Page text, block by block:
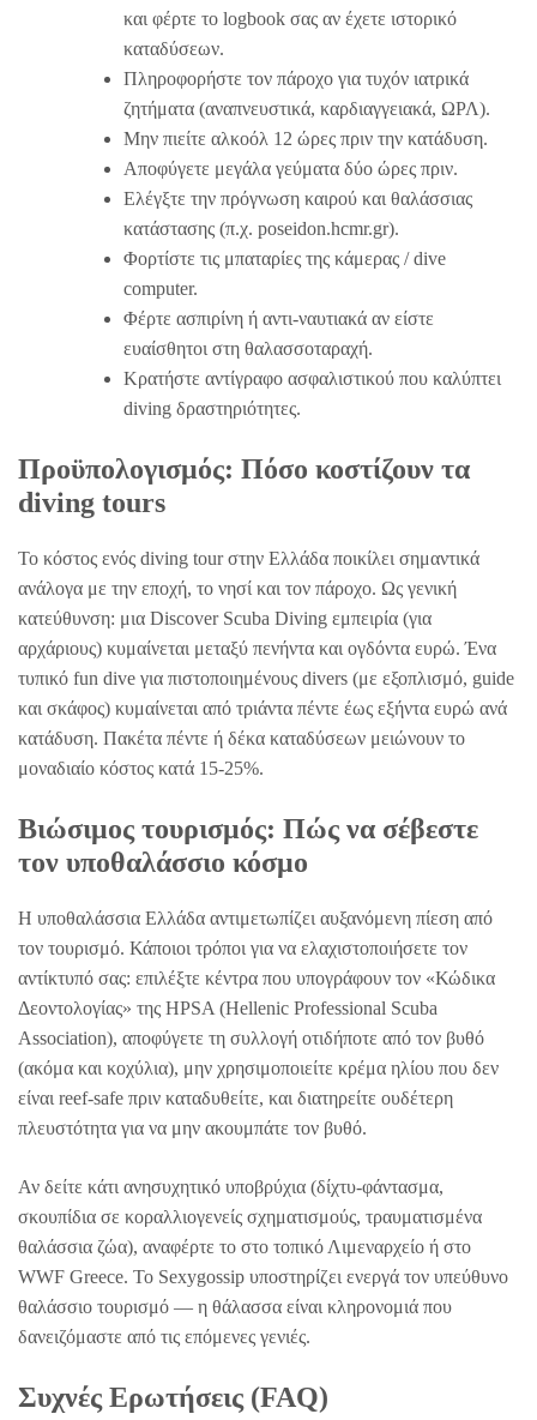
και φέρτε το logbook σας αν έχετε ιστορικό
καταδύσεων.
Πληροφορήστε τον πάροχο για τυχόν ιατρικά
ζητήματα (αναπνευστικά, καρδιαγγειακά, ΩΡΛ).
Μην πιείτε αλκοόλ 12 ώρες πριν την κατάδυση.
Αποφύγετε μεγάλα γεύματα δύο ώρες πριν.
Ελέγξτε την πρόγνωση καιρού και θαλάσσιας
κατάστασης (π.χ. poseidon.hcmr.gr).
Φορτίστε τις μπαταρίες της κάμερας / dive
computer.
Φέρτε ασπιρίνη ή αντι-ναυτιακά αν είστε
ευαίσθητοι στη θαλασσοταραχή.
Κρατήστε αντίγραφο ασφαλιστικού που καλύπτει
diving δραστηριότητες.
Προϋπολογισμός: Πόσο κοστίζουν τα
diving tours
Το κόστος ενός diving tour στην Ελλάδα ποικίλει σημαντικά
ανάλογα με την εποχή, το νησί και τον πάροχο. Ως γενική
κατεύθυνση: μια Discover Scuba Diving εμπειρία (για
αρχάριους) κυμαίνεται μεταξύ πενήντα και ογδόντα ευρώ. Ένα
τυπικό fun dive για πιστοποιημένους divers (με εξοπλισμό, guide
και σκάφος) κυμαίνεται από τριάντα πέντε έως εξήντα ευρώ ανά
κατάδυση. Πακέτα πέντε ή δέκα καταδύσεων μειώνουν το
μοναδιαίο κόστος κατά 15-25%.
Βιώσιμος τουρισμός: Πώς να σέβεστε
τον υποθαλάσσιο κόσμο
Η υποθαλάσσια Ελλάδα αντιμετωπίζει αυξανόμενη πίεση από
τον τουρισμό. Κάποιοι τρόποι για να ελαχιστοποιήσετε τον
αντίκτυπό σας: επιλέξτε κέντρα που υπογράφουν τον «Κώδικα
Δεοντολογίας» της HPSA (Hellenic Professional Scuba
Association), αποφύγετε τη συλλογή οτιδήποτε από τον βυθό
(ακόμα και κοχύλια), μην χρησιμοποιείτε κρέμα ηλίου που δεν
είναι reef-safe πριν καταδυθείτε, και διατηρείτε ουδέτερη
πλευστότητα για να μην ακουμπάτε τον βυθό.
Αν δείτε κάτι ανησυχητικό υποβρύχια (δίχτυ-φάντασμα,
σκουπίδια σε κοραλλιογενείς σχηματισμούς, τραυματισμένα
θαλάσσια ζώα), αναφέρτε το στο τοπικό Λιμεναρχείο ή στο
WWF Greece. Το Sexygossip υποστηρίζει ενεργά τον υπεύθυνο
θαλάσσιο τουρισμό — η θάλασσα είναι κληρονομιά που
δανειζόμαστε από τις επόμενες γενιές.
Συχνές Ερωτήσεις (FAQ)